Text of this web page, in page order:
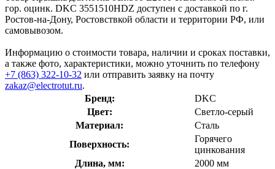
гор. оцинк. DKC 3551510HDZ доступен с доставкой по г.
Ростов-на-Дону, Ростовствкой области и территории РФ, или
самовывозом.
Информацию о стоимости товара, наличии и сроках поставки,
а также фото, характеристики, можно уточнить по телефону
+7 (863) 322-10-32 или отправить заявку на почту
zakaz@electrotut.ru.
Бренд:
DKC
Цвет:
Светло-серый
Материал:
Сталь
Поверхность:
Горячего
цинкования
Длина, мм:
2000 мм